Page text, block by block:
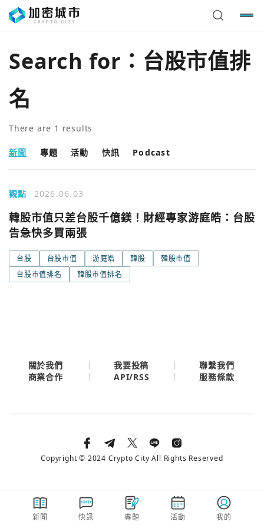
Search for： 台股市值排
名
There are 1 results
新聞 專題 活動 快訊 Podcast
觀點 2026.06.03
韓股市值只差台股千億鎂！財經專家游庭皓：台股
告急快多買兩張
台股 台股市值 游庭皓 韓股
韓股市值
台股市值排名
韓股市值排名
今日熱門
使用以下帳號繼續
Google
繼續表示您已同意 服務條款與隱私政策
您已閒置5分鐘，請點擊關閉按鈕或空白處，即可回到加密
城市
今日熱門
新聞 快訊 專題 活動 我的
關於我們 我要投稿
聯繫我們
商業合作
API/RSS 服務條款
Copyright © 2024 Crypto City All Rights Reserved